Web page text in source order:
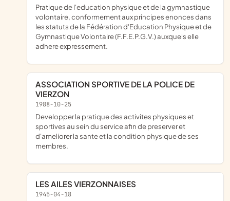
Pratique de l'education physique et de la gymnastique
volontaire, conformement aux principes enonces dans
les statuts de la Fédération d'Education Physique et de
Gymnastique Volontaire (F.F.E.P.G.V.) auxquels elle
adhere expressement.
ASSOCIATION SPORTIVE DE LA POLICE DE
VIERZON
1988-10-25
Developper la pratique des activites physiques et
sportives au sein du service afin de preserver et
d'ameliorer la sante et la condition physique de ses
membres.
LES AILES VIERZONNAISES
1945-04-18